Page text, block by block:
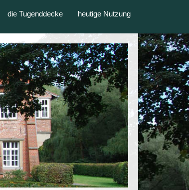
die Tugenddecke heutige Nutzung